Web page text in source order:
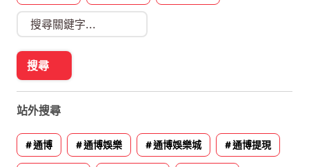
站外搜尋
通博 通博娛樂 通博娛樂城 通博提現